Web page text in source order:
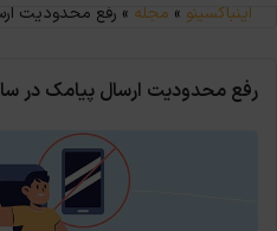
اینباکسینو » مجله » رفع محدودیت
رفع محدودیت ارسال پیامک در